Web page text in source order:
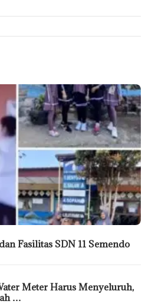
Fasilitas SDN 11 Semendo
Meter Harus Menyeluruh,
…